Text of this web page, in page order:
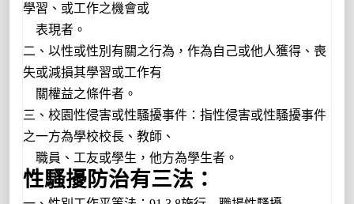
學習、或工作之機會或
表現者。
二、以性或性別有關之行為，作為自己或他人獲得、喪
失或減損其學習或工作有
關權益之條件者。
三、校園性侵害或性騷擾事件：指性侵害或性騷擾事件
之一方為學校校長、教師、
職員、工友或學生，他方為學生者。
性騷擾防治有三法：